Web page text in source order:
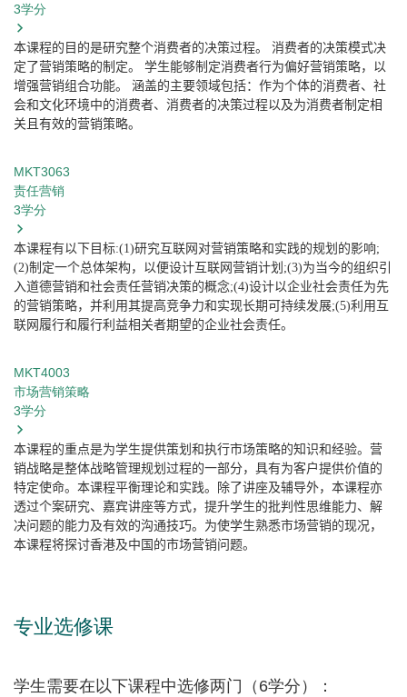
3学分
本课程的目的是研究整个消费者的决策过程。
消费者的决策模式决
定了营销策略的制定。
学生能够制定消费者行为偏好营销策略，以
增强营销组合功能。
涵盖的主要领域包括：作为个体的消费者、社
会和文化环境中的消费者、消费者的决策过程以及为消费者制定相
关且有效的营销策略。
MKT3063
责任营销
3学分
本课程有以下目标:(1)研究互联网对营销策略和实践的规划的影响;
(2)制定一个总体架构，以便设计互联网营销计划 ;(3)为当今的组织引
入道德营销和社会责任营销决策的概念;(4)设计以企业社会责任为先
的营销策略，并利用其提高竞争力和实现长期可持续发展;(5)利用互
联网履行和履行利益相关者期望的企业社会责任。
MKT4003
市场营销策略
3学分
本课程的重点是为学生提供策划和执行市场策略的知识和经验。营
销战略是整体战略管理规划过程的一部分，具有为客户提供价值的
特定使命。本课程平衡理论和实践。除了讲座及辅导外，本课程亦
透过个案研究、嘉宾讲座等方式，提升学生的批判性思维能力、解
决问题的能力及有效的沟通技巧。为使学生熟悉市场营销的现况，
本课程将探讨香港及中国的市场营销问题。
专业选修课
学生需要在以下课程中选修两门（6学分）：